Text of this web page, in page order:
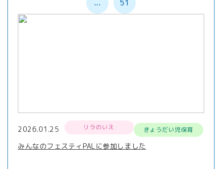
... 51
2026.01.25 リラのいえ きょうだい児保育
みんなのフェスティPALに参加しました